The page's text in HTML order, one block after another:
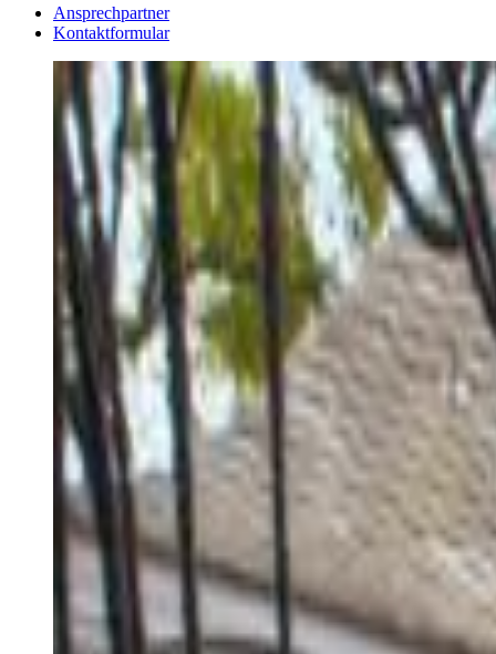
Ansprechpartner
Kontaktformular